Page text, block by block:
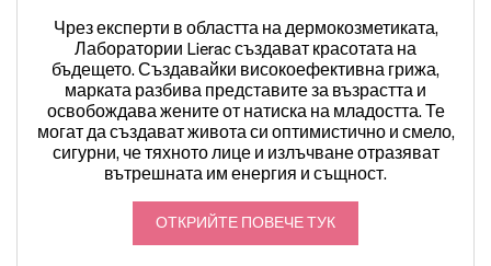
Чрез експерти в областта на дермокозметиката,
Лаборатории Lierac създават красотата на
бъдещето. Създавайки високоефективна грижа,
марката разбива представите за възрастта и
освобождава жените от натиска на младостта. Те
могат да създават живота си оптимистично и смело,
сигурни, че тяхното лице и излъчване отразяват
вътрешната им енергия и същност.
ОТКРИЙТЕ ПОВЕЧЕ ТУК